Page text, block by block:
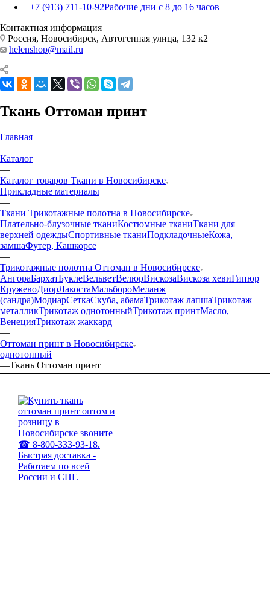
+7 (913) 711-10-92Рабочие дни с 8 до 16 часов
Контактная информация
Россия, Новосибирск, Автогенная улица, 132 к2
helenshop@mail.ru
Ткань Оттоман принт
Главная
—
Каталог
—
Каталог товаров Ткани в Новосибирске
Прикладные материалы
—
Ткани Трикотажные полотна в Новосибирске
Плательно-блузочные тканиКостюмные тканиТкани для
верхней одеждыСпортивные тканиПодкладочныеКожа,
замшаФутер, Кашкорсе
—
Трикотажные полотна Оттоман в Новосибирске
АнгораБархатБуклеВельветВелюрВискозаВискоза хевиГипюр
КружевоДиорЛакостаМальбороМеланж
(сандра)МодиарСеткаСкуба, абамаТрикотаж лапшаТрикотаж
металликТрикотаж однотонныйТрикотаж принтМасло,
ВенецияТрикотаж жаккард
—
Оттоман принт в Новосибирске
однотонный
—Ткань Оттоман принт